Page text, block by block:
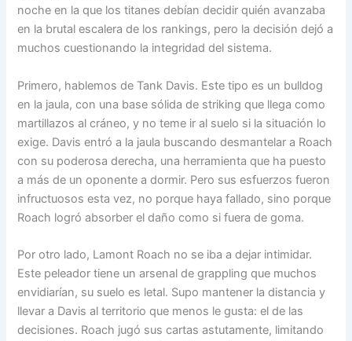
noche en la que los titanes debían decidir quién avanzaba
en la brutal escalera de los rankings, pero la decisión dejó a
muchos cuestionando la integridad del sistema.
Primero, hablemos de Tank Davis. Este tipo es un bulldog
en la jaula, con una base sólida de striking que llega como
martillazos al cráneo, y no teme ir al suelo si la situación lo
exige. Davis entró a la jaula buscando desmantelar a Roach
con su poderosa derecha, una herramienta que ha puesto
a más de un oponente a dormir. Pero sus esfuerzos fueron
infructuosos esta vez, no porque haya fallado, sino porque
Roach logró absorber el daño como si fuera de goma.
Por otro lado, Lamont Roach no se iba a dejar intimidar.
Este peleador tiene un arsenal de grappling que muchos
envidiarían, su suelo es letal. Supo mantener la distancia y
llevar a Davis al territorio que menos le gusta: el de las
decisiones. Roach jugó sus cartas astutamente, limitando